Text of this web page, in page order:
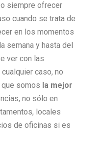
siempre ofrecer
cuando se trata de
en los momentos
semana y hasta del
ver con las
caso, no
somos la mejor
no sólo en
locales
de oficinas si es